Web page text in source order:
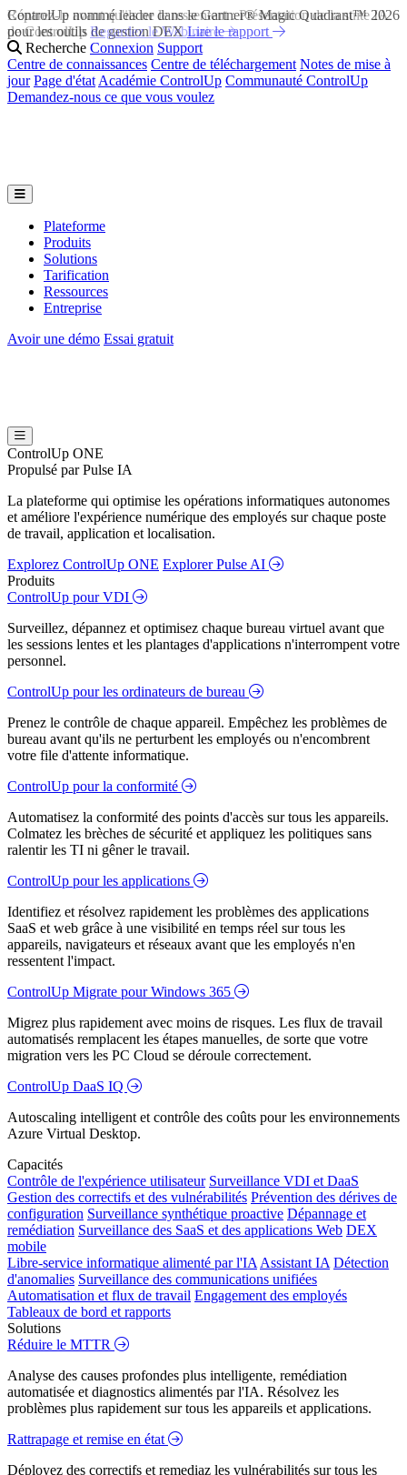
Réparez-le avant qu'ils ne le ressentent : Présentation de la suite IA
de ControlUp Regardez le Webinaire
Recherche Connexion Support
Centre de connaissances Centre de téléchargement Notes de mise à
jour Page d'état Académie ControlUp Communauté ControlUp
Demandez-nous ce que vous voulez
Plateforme
Produits
Solutions
Tarification
Ressources
Entreprise
Avoir une démo Essai gratuit
ControlUp ONE
Propulsé par Pulse IA
La plateforme qui optimise les opérations informatiques autonomes
et améliore l'expérience numérique des employés sur chaque poste
de travail, application et localisation.
Explorez ControlUp ONE Explorer Pulse AI
Produits
ControlUp pour VDI
Surveillez, dépannez et optimisez chaque bureau virtuel avant que
les sessions lentes et les plantages d'applications n'interrompent votre
personnel.
ControlUp pour les ordinateurs de bureau
Prenez le contrôle de chaque appareil. Empêchez les problèmes de
bureau avant qu'ils ne perturbent les employés ou n'encombrent
votre file d'attente informatique.
ControlUp pour la conformité
Automatisez la conformité des points d'accès sur tous les appareils.
Colmatez les brèches de sécurité et appliquez les politiques sans
ralentir les TI ni gêner le travail.
ControlUp pour les applications
Identifiez et résolvez rapidement les problèmes des applications
SaaS et web grâce à une visibilité en temps réel sur tous les
appareils, navigateurs et réseaux avant que les employés n'en
ressentent l'impact.
ControlUp Migrate pour Windows 365
Migrez plus rapidement avec moins de risques. Les flux de travail
automatisés remplacent les étapes manuelles, de sorte que votre
migration vers les PC Cloud se déroule correctement.
ControlUp DaaS IQ
Autoscaling intelligent et contrôle des coûts pour les environnements
Azure Virtual Desktop.
Capacités
Contrôle de l'expérience utilisateur Surveillance VDI et DaaS
Gestion des correctifs et des vulnérabilités Prévention des dérives de
configuration Surveillance synthétique proactive Dépannage et
remédiation Surveillance des SaaS et des applications Web DEX
mobile
Libre-service informatique alimenté par l'IA Assistant IA Détection
d'anomalies Surveillance des communications unifiées
Automatisation et flux de travail Engagement des employés
Tableaux de bord et rapports
Solutions
Réduire le MTTR
Analyse des causes profondes plus intelligente, remédiation
automatisée et diagnostics alimentés par l'IA. Résolvez les
problèmes plus rapidement sur tous les appareils et applications.
Rattrapage et remise en état
Déployez des correctifs et remediaz les vulnérabilités sur tous les